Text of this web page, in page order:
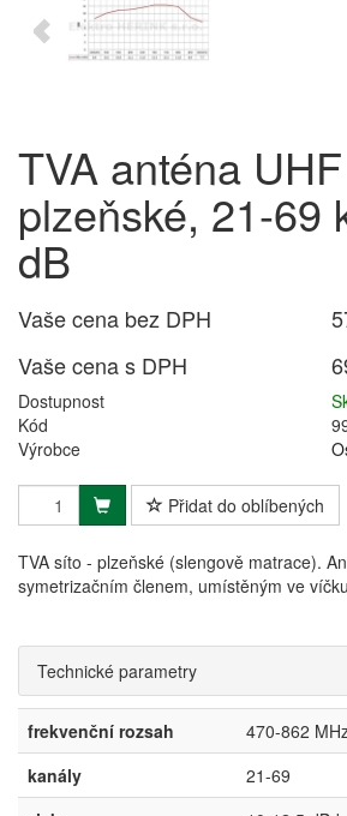
TVA anténa
plzeňské, 21-69
dB
Vaše cena bez DPH
Vaše cena s DPH
Dostupnost
Kód
Výrobce
Přidat do oblíbených
TVA síto - plzeňské (slengově matrace).
symetrizačním členem, umístěným ve
Technické parametry
frekvenční rozsah
470-862
kanály
21-69